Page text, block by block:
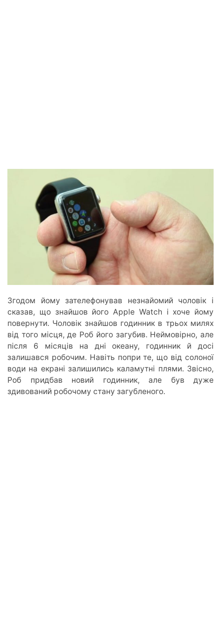
Згодом йому зателефонував незнайомий чоловік і
сказав, що знайшов його Apple Watch і хоче йому
повернути. Чоловік знайшов годинник в трьох милях
від того місця, де Роб його загубив. Неймовірно, але
після 6 місяців на дні океану, годинник й досі
залишався робочим. Навіть попри те, що від солоної
води на екрані залишились каламутні плями. Звісно,
Роб придбав новий годинник, але був дуже
здивований робочому стану загубленого.